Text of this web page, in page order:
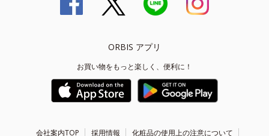
ORBIS アプリ
お買い物をもっと楽しく、便利に！
会社案内TOP 採用情報 化粧品の使用上の注意について